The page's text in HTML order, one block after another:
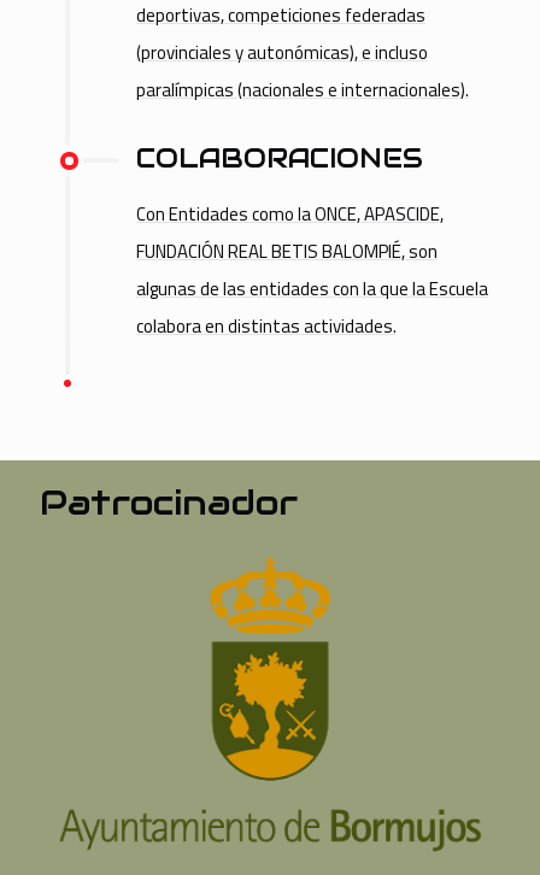
deportivas, competiciones federadas
(provinciales y autonómicas), e incluso
paralímpicas (nacionales e internacionales).
COLABORACIONES
Con Entidades como la ONCE, APASCIDE,
FUNDACIÓN REAL BETIS BALOMPIÉ, son
algunas de las entidades con la que la Escuela
colabora en distintas actividades.
Patrocinador